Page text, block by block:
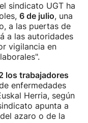
sindicato UGT ha
6 de julio, una
a las puertas de
a las autoridades
vigilancia en
los trabajadores
enfermedades
Herria, según
apunta a
azaro o de la